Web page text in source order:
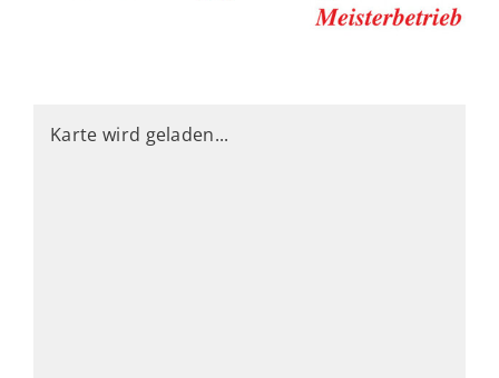
Karte wird geladen...